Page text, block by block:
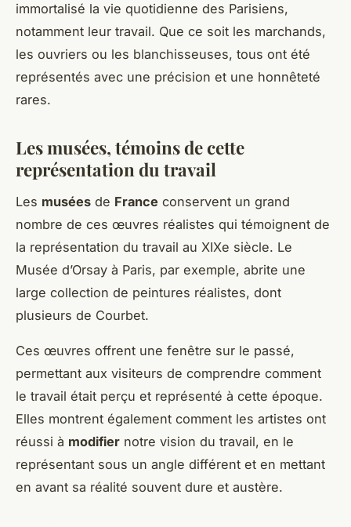
immortalisé la vie quotidienne des Parisiens,
notamment leur travail. Que ce soit les marchands,
les ouvriers ou les blanchisseuses, tous ont été
représentés avec une précision et une honnêteté
rares.
Les musées, témoins de cette
représentation du travail
Les musées de France conservent un grand
nombre de ces œuvres réalistes qui témoignent de
la représentation du travail au XIXe siècle. Le
Musée d’Orsay à Paris, par exemple, abrite une
large collection de peintures réalistes, dont
plusieurs de Courbet.
Ces œuvres offrent une fenêtre sur le passé,
permettant aux visiteurs de comprendre comment
le travail était perçu et représenté à cette époque.
Elles montrent également comment les artistes ont
réussi à modifier notre vision du travail, en le
représentant sous un angle différent et en mettant
en avant sa réalité souvent dure et austère.